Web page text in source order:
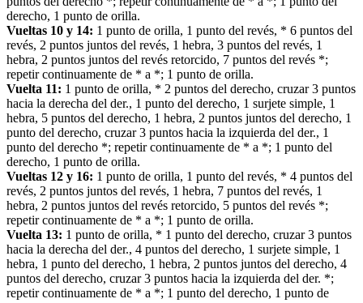
derecho, 1 punto de orilla.
Vueltas 10 y 14: 1 punto de orilla, 1 punto del revés, * 6 puntos del
revés, 2 puntos juntos del revés, 1 hebra, 3 puntos del revés, 1
hebra, 2 puntos juntos del revés retorcido, 7 puntos del revés *;
repetir continuamente de * a *; 1 punto de orilla.
Vuelta 11: 1 punto de orilla, * 2 puntos del derecho, cruzar 3 puntos
hacia la derecha del der., 1 punto del derecho, 1 surjete simple, 1
hebra, 5 puntos del derecho, 1 hebra, 2 puntos juntos del derecho, 1
punto del derecho, cruzar 3 puntos hacia la izquierda del der., 1
punto del derecho *; repetir continuamente de * a *; 1 punto del
derecho, 1 punto de orilla.
Vueltas 12 y 16: 1 punto de orilla, 1 punto del revés, * 4 puntos del
revés, 2 puntos juntos del revés, 1 hebra, 7 puntos del revés, 1
hebra, 2 puntos juntos del revés retorcido, 5 puntos del revés *;
repetir continuamente de * a *; 1 punto de orilla.
Vuelta 13: 1 punto de orilla, * 1 punto del derecho, cruzar 3 puntos
hacia la derecha del der., 4 puntos del derecho, 1 surjete simple, 1
hebra, 1 punto del derecho, 1 hebra, 2 puntos juntos del derecho, 4
puntos del derecho, cruzar 3 puntos hacia la izquierda del der. *;
repetir continuamente de * a *; 1 punto del derecho, 1 punto de